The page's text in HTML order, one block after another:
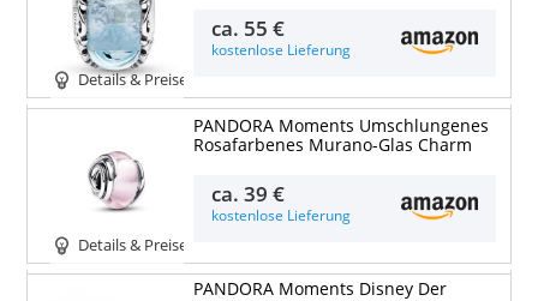
Details & Preise
ca. 55 €
kostenlose Lieferung
Details & Preise
PANDORA Moments Umschlungenes
Rosafarbenes Murano-Glas Charm
ca.39 €
kostenlose Lieferung
PANDORA Moments Disney Der